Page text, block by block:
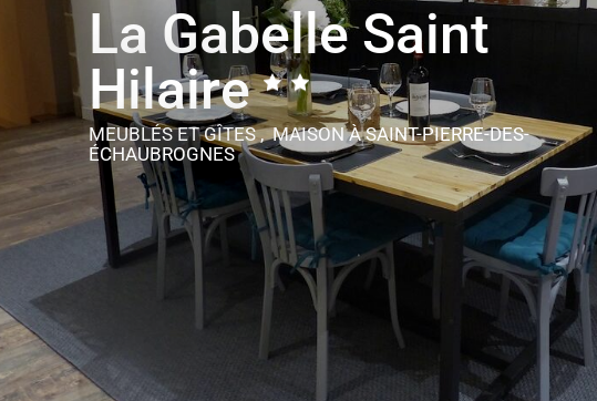
La Gabelle Saint
Hilaire
MEUBLÉS ET GÎTES , MAISONÀ SAINT-PIERRE-DES-
ÉCHAUBROGNES